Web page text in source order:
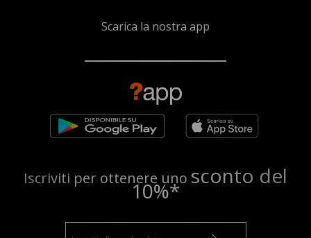
Scarica la nostra app
Iscriviti per ottenere uno sconto del
10%*